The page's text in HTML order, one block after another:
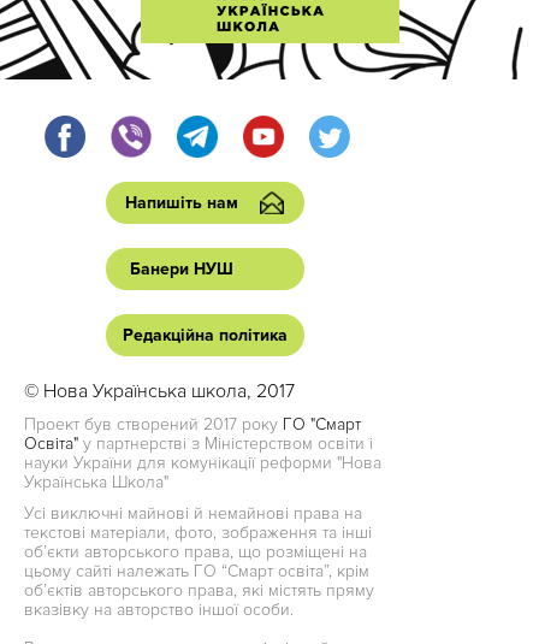
Напишіть нам
Банери НУШ
Редакційна політика
© Нова Українська школа, 2017
Проект був створений 2017 року ГО "Смарт
Освіта" у партнерстві з Міністерством освіти і
науки України для комунікації реформи "Нова
Українська Школа"
Усі виключні майнові й немайнові права на
текстові матеріали, фото, зображення та інші
об’єкти авторського права, що розміщені на
цьому сайті належать ГО “Смарт освіта”, крім
об’єктів авторського права, які містять пряму
вказівку на авторство іншої особи.